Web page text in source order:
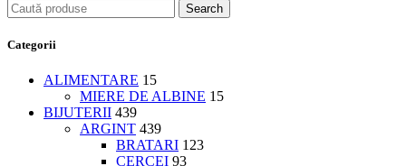
Search
Categorii
ALIMENTARE 15
MIERE DE ALBINE 15
BIJUTERII 439
ARGINT 439
BRATARI 123
CERCEI 93